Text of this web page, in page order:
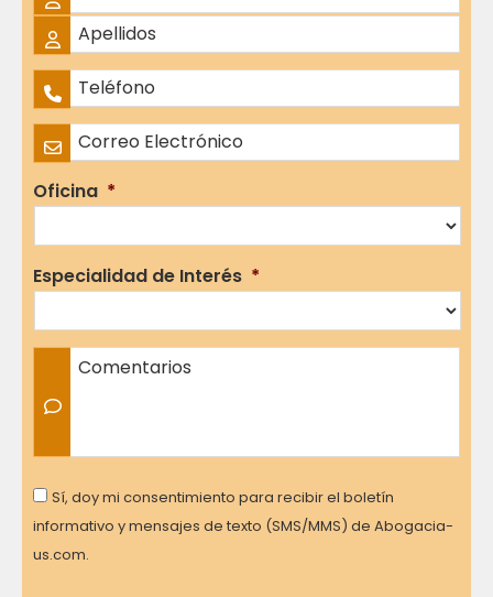
Nombres
Apellidos
Teléfono *
Correo Electrónico *
Oficina *
Especialidad de Interés *
Comentarios
Consent
Sí, doy mi consentimiento para recibir el boletín
informativo y mensajes de texto (SMS/MMS) de Abogacia-
us.com.